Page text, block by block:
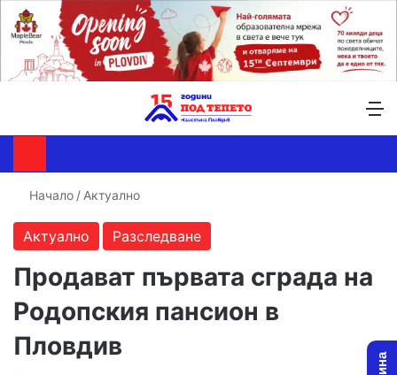
Начало / Актуално
Актуално Разследване
Продават първата сграда на
Родопския пансион в
Пловдив